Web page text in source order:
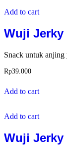
Add to cart
Wuji Jerky
Snack untuk anjing
Rp39.000
Add to cart
Add to cart
Wuji Jerky